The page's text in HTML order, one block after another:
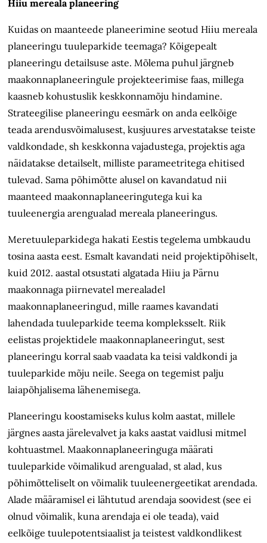
Hiiu mereala planeering
Kuidas on maanteede planeerimine seotud Hiiu mereala
planeeringu tuule­parkide teemaga? Kõigepealt
planeeringu detailsuse aste. Mõlema puhul järgneb
maakonnaplaneeringule projekteerimise faas, millega
kaasneb kohustuslik keskkonnamõju hindamine.
Strateegilise planeeringu eesmärk on anda eelkõige
teada arendusvõimalusest, kusjuures arvestatakse teiste
valdkondade, sh keskkonna vajadustega, projektis aga
näidatakse detailselt, milliste parameetritega ehitised
tulevad. Sama põhimõtte alusel on kavandatud nii
maanteed maakonna­planeeringutega kui ka
tuuleenergia arengualad mereala planeeringus.
Meretuuleparkidega hakati Eestis tegelema umbkaudu
tosina aasta eest. Esmalt kavandati neid projektipõhiselt,
kuid 2012. aastal otsustati algatada Hiiu ja Pärnu
maakonnaga piirnevatel merealadel
maakonnaplaneeringud, mille raames kavandati
lahendada tuuleparkide teema kompleksselt. Riik
eelistas projektidele maakonnaplaneeringut, sest
planeeringu korral saab vaadata ka teisi valdkondi ja
tuuleparkide mõju neile. Seega on tegemist palju
laiapõhjalisema lähenemisega.
Planeeringu koostamiseks kulus kolm aastat, millele
järgnes aasta järelevalvet ja kaks aastat vaidlusi mitmel
kohtuastmel. Maakonnaplaneeringuga määrati
tuuleparkide võimalikud arengualad, st alad, kus
põhimõtteliselt on võimalik tuuleenergeetikat arendada.
Alade määramisel ei lähtutud arendaja soovidest(see ei
olnud võimalik, kuna arendaja ei ole teada), vaid
eelkõige tuulepotentsiaalist ja teistest valdkondlikest